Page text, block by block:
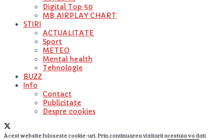
Digital Top 50
MB AIRPLAY CHART
STIRI
ACTUALITATE
Sport
METEO
Mental health
Tehnologie
BUZZ
Info
Contact
Publicitate
Despre cookies
Acest website foloseste cookie-uri. Prin continuarea vizitarii acestuia va dati